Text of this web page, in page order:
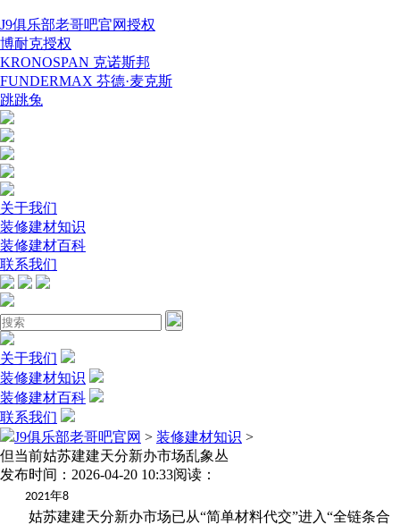
J9俱乐部老哥吧官网授权
博耐克授权
KRONOSPAN 克诺斯邦
FUNDERMAX 芬德·麦克斯
跳跳兔
关于我们
装修建材知识
装修建材百科
联系我们
关于我们
装修建材知识
装修建材百科
联系我们
J9俱乐部老哥吧官网 > 装修建材知识 >
但当前姑苏建建天分新办市场乱象丛
发布时间：2026-04-20 10:33阅读：
2021年8
姑苏建建天分新办市场已从“简单材料代交”进入“全链条合